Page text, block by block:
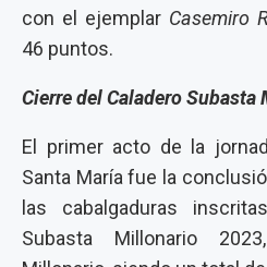
con el ejemplar Casemiro
46 puntos.
Cierre del Caladero Subasta
El primer acto de la
Santa María fue la
las cabalgaduras
Subasta Millonario